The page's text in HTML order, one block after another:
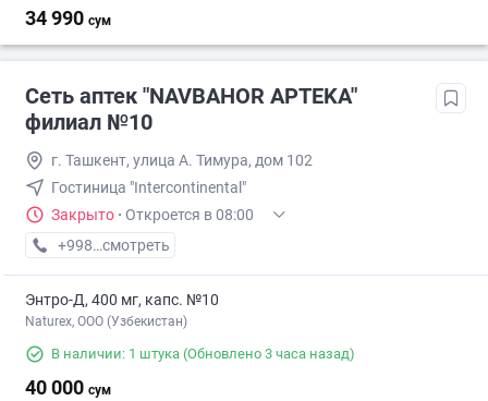
34 990 сум
Сеть аптек "NAVBAHOR APTEKA"
филиал №10
г. Ташкент, улица А. Тимура, дом 102
Гостиница "Intercontinental"
Закрыто · Откроется в 08:00
+998 (94) XXX-XX-XX
смотреть
Энтро-Д, 400 мг, капс. №10
Naturex, OOO (Узбекистан)
В наличии: 1 штука (Обновлено 3 часа назад)
40 000 сум